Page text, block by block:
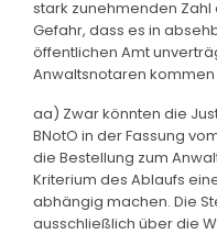
stark zunehmenden
Gefahr, dass es in
öffentlichen Amt
Anwaltsnotaren kommen
aa) Zwar könnten die
BNotO in der Fassung
die Bestellung zum
Kriterium des Ablaufs
abhängig machen. Die
ausschließlich über die